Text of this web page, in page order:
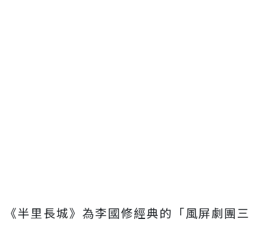
《半里長城》為李國修經典的「風屏劇團三